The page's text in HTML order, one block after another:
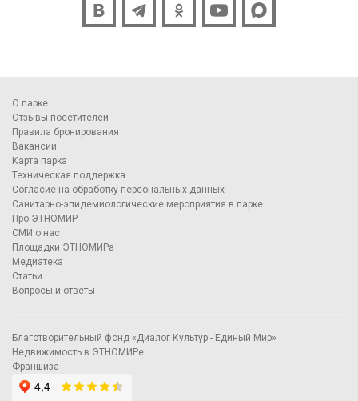
О парке
Отзывы посетителей
Правила бронирования
Вакансии
Карта парка
Техническая поддержка
Согласие на обработку персональных данных
Санитарно-эпидемиологические мероприятия в парке
Про ЭТНОМИР
СМИ о нас
Площадки ЭТНОМИРа
Медиатека
Статьи
Вопросы и ответы
Благотворительный фонд «Диалог Культур - Единый Мир»
Недвижимость в ЭТНОМИРе
Франшиза